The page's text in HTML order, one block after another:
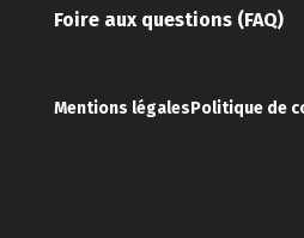
Foire aux questions (FAQ)
Mentions légalesPolitique de